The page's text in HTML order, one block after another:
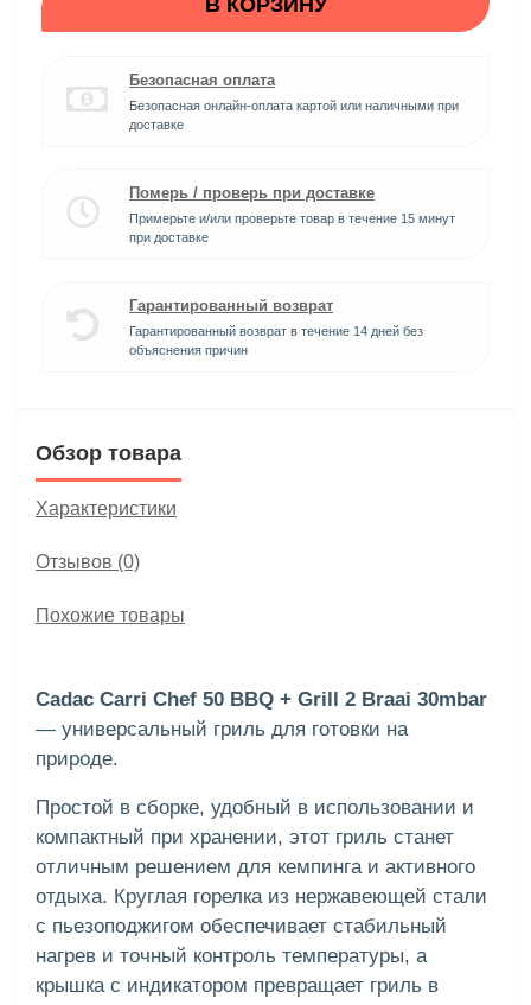
В КОРЗИНУ
Безопасная оплата
Безопасная онлайн-оплата картой или наличными при
доставке
Померь / проверь при доставке
Примерьте и/или проверьте товар в течение 15 минут
при доставке
Гарантированный возврат
Гарантированный возврат в течение 14 дней без
объяснения причин
Обзор товара
Характеристики
Отзывов (0)
Похожие товары
Cadac Carri Chef 50 BBQ + Grill 2 Braai 30mbar
— универсальный гриль для готовки на
природе.
Простой в сборке, удобный в использовании и
компактный при хранении, этот гриль станет
отличным решением для кемпинга и активного
отдыха. Круглая горелка из нержавеющей стали
с пьезоподжигом обеспечивает стабильный
нагрев и точный контроль температуры, а
крышка с индикатором превращает гриль в